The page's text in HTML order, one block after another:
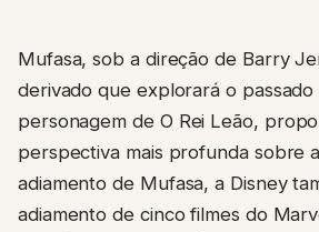
Mufasa, sob a direção de Barry
derivado que explorará o passado
personagem de O Rei Leão,
perspectiva mais profunda sobre
adiamento de Mufasa, a Disney
adiamento de cinco filmes do